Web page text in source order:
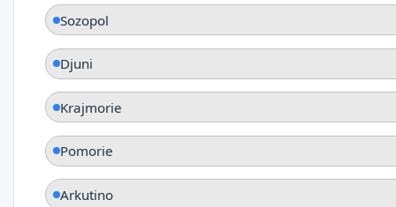
Sozopol
Djuni
Krajmorie
Pomorie
Arkutino